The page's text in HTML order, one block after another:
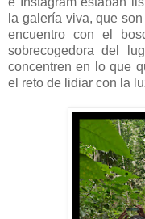
la galería viva, que
encuentro con el
sobrecogedora del
concentren en lo que
el reto de lidiar con la